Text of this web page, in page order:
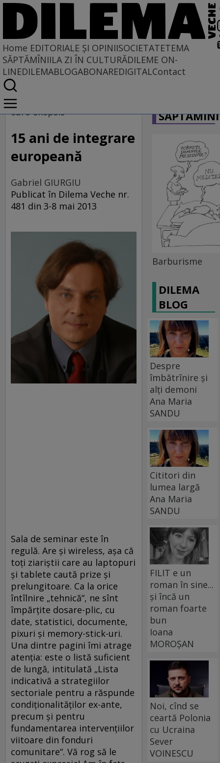
Home EDITORIALE ȘI OPINIISOCIETATETEMA
SĂPTĂMÎNIILA ZI ÎN CULTURĂDILEME ON-
LINEDILEMABLOGABONAREDIGITALContact
Home
EDITORIALE ȘI OPINII
PE CE LUME TRĂIM
euro-skepsis
15 ani de integrare
europeană
Gabriel GIURGIU
Publicat în Dilema Veche nr.
481 din 3-8 mai 2013
Sala de seminar este în
regulă. Are şi wireless, aşa că
toţi ziariştii care au laptopuri
şi tablete caută prize şi
prelungitoare. Ca la orice
întîlnire „tehnică“, ne sînt
împărţite dosare-plic, cu
date, statistici, documente,
pixuri şi memory-stick-uri.
Una dintre pagini îmi atrage
atenţia: este o listă suficient
de lungă, intitulată „Lista
indicativă a strategiilor
sectoriale pentru a răspunde
condiţionalităţilor ex-ante,
precum şi pentru
fundamentarea intervenţiilor
viitoare din fonduri
comunitare“. Vă rog să le
Barburisme
DILEMA
BLOG
Despre
îmbătrînire și
alți demoni
Ana Maria
SANDU
Cititori din
lumea largă
Ana Maria
SANDU
FILIT e un
roman în sine...
și încă un
roman foarte
bun
Ioana
MOROȘAN
Noi, cînd se
ceartă Polonia
cu Ucraina
Sever
VOINESCU